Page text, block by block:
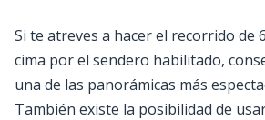
Si te atreves a hacer el recorrido de
cima por el sendero habilitado,
una de las panorámicas más
También existe la posibilidad de